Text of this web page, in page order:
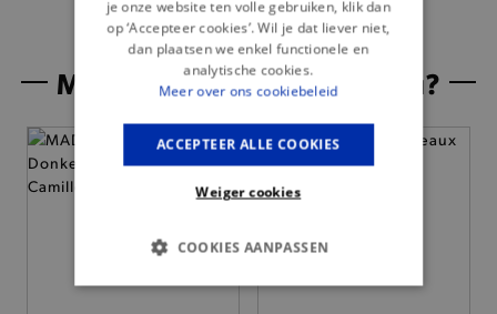
Misschien is dit iets voor jou?
— Nieuw
je onze website ten volle gebruiken, klik dan
op ‘Accepteer cookies’. Wil je dat liever niet,
dan plaatsen we enkel functionele en
analytische cookies.
Meer over ons cookiebeleid
ACCEPTEER ALLE COOKIES
Weiger cookies
COOKIES AANPASSEN
BASIS COOKIES